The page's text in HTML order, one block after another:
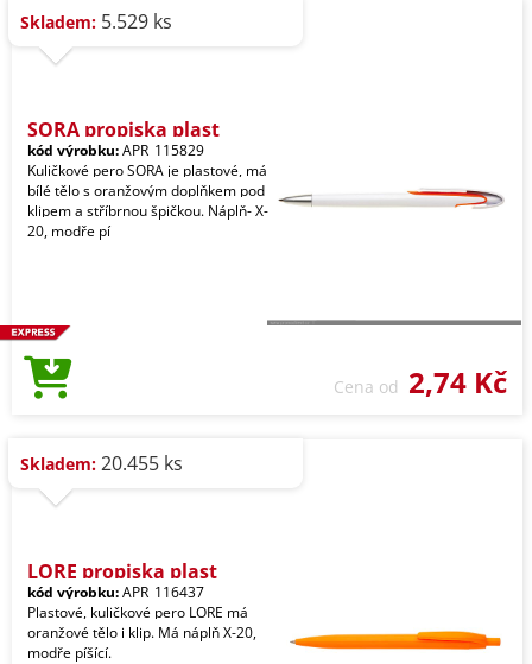
Skladem: 5.529 ks
SORA propiska plast
kód výrobku:APR_115829
Kuličkové pero SORA je plastové, má
bílé tělo s oranžovým doplňkem pod
klipem a stříbrnou špičkou. Náplň- X-
20, modře pí
Cena od 2,74 Kč
Skladem: 20.455 ks
LORE propiska plast
kód výrobku:APR_116437
Plastové, kuličkové pero LORE má
oranžové tělo i klip. Má náplň X-20,
modře píšící.